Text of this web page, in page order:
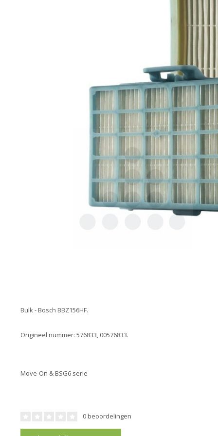
Bulk - Bosch BBZ156HF.
Origineel nummer: 576833, 00576833.
Move-On & BSG6 serie
0 beoordelingen